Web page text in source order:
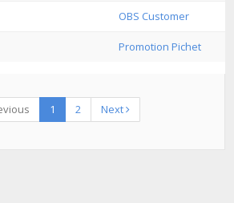
OBS Customer
Promotion Pichet
1 2 Next